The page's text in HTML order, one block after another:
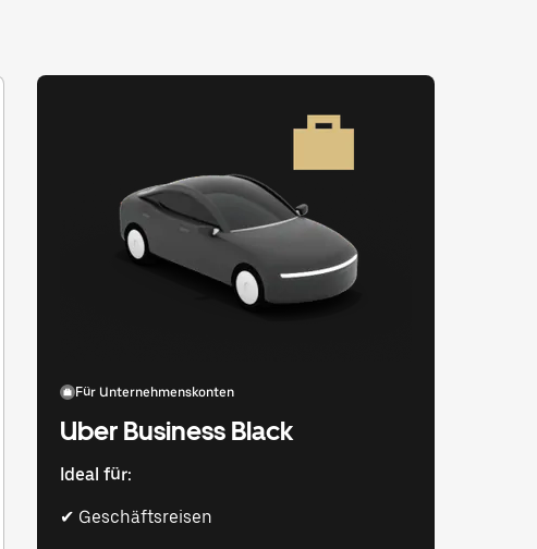
Für Unternehmenskonten
Uber Business Black
Ideal für:
✔ Geschäftsreisen